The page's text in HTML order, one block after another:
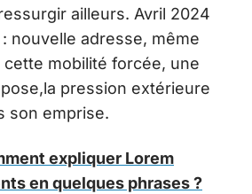
ailleurs. Avril 2024
nouvelle adresse, même
mobilité forcée, une
pression extérieure
son emprise.
expliquer Lorem
en quelques phrases ?